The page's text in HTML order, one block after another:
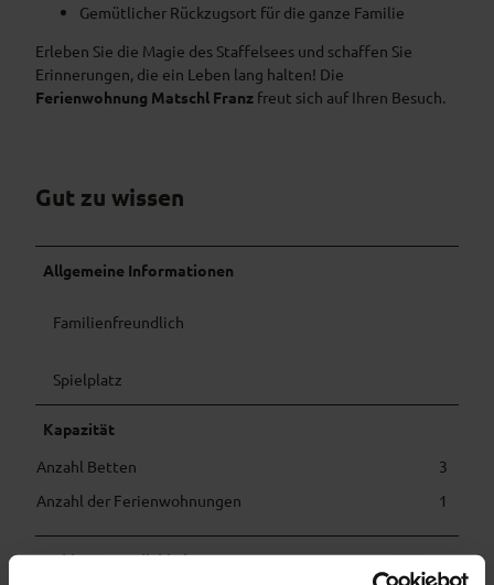
Gemütlicher Rückzugsort für die ganze Familie
Erleben Sie die Magie des Staffelsees und schaffen Sie
Erinnerungen, die ein Leben lang halten! Die
Ferienwohnung Matschl Franz freut sich auf Ihren Besuch.
Gut zu wissen
Allgemeine Informationen
Familienfreundlich
Spielplatz
Kapazität
Anzahl Betten
3
Anzahl der Ferienwohnungen
1
Zahlungsmöglichkeiten